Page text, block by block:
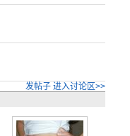
发帖子 进入讨论区>>